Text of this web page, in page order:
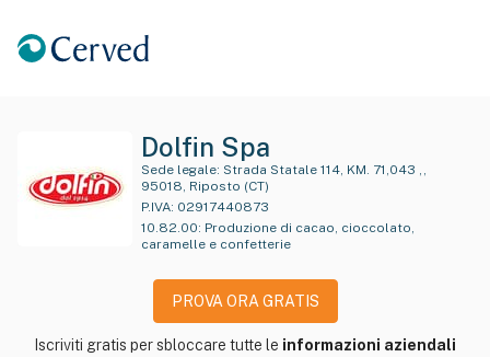
Dolfin Spa
Sede legale:
95018, Riposto (CT)
P.IVA: 02917440873
10.82.00: Produzione di cacao, cioccolato,
caramelle e confetterie
PROVA ORA GRATIS
Iscriviti gratis per sbloccare tutte le informazioni aziendali